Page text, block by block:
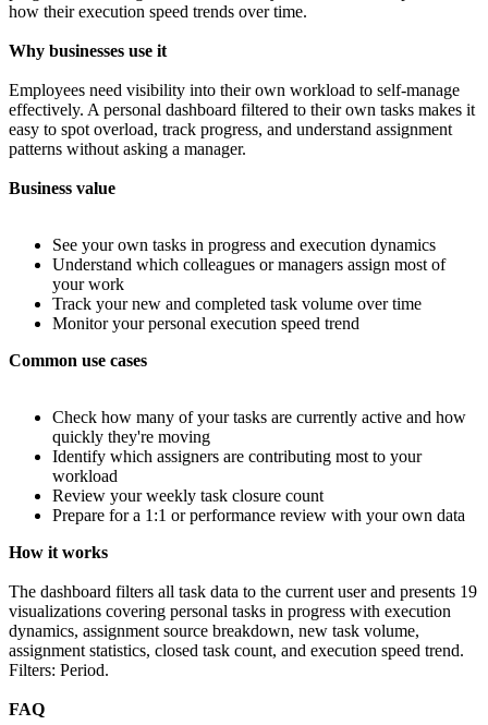
how their execution speed trends over time.
Why businesses use it
Employees need visibility into their own workload to self-manage
effectively. A personal dashboard filtered to their own tasks makes it
easy to spot overload, track progress, and understand assignment
patterns without asking a manager.
Business value
See your own tasks in progress and execution dynamics
Understand which colleagues or managers assign most of
your work
Track your new and completed task volume over time
Monitor your personal execution speed trend
Common use cases
Check how many of your tasks are currently active and how
quickly they're moving
Identify which assigners are contributing most to your
workload
Review your weekly task closure count
Prepare for a 1:1 or performance review with your own data
How it works
The dashboard filters all task data to the current user and presents 19
visualizations covering personal tasks in progress with execution
dynamics, assignment source breakdown, new task volume,
assignment statistics, closed task count, and execution speed trend.
Filters: Period.
FAQ